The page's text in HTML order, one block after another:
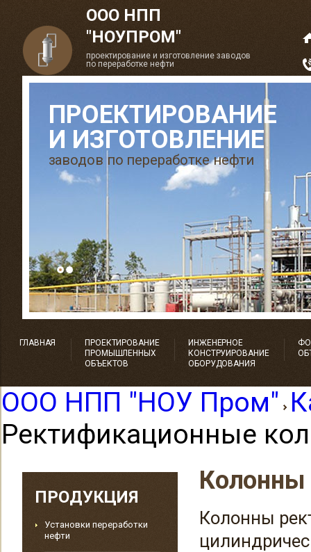
ООО НПП
"НОУПРОМ"
проектирование и изготовление заводов
по переработке нефти
ПРОЕКТИРОВАНИЕ
И ИЗГОТОВЛЕНИЕ
заводов по переработке нефти
ГЛАВНАЯ
ПРОЕКТИРОВАНИЕ
ПРОМЫШЛЕННЫХ
ОБЪЕКТОВ
ИНЖЕНЕРНОЕ
КОНСТРУИРОВАНИЕ
ОБОРУДОВАНИЯ
OOO НПП "HOУ Пром"
Ректификационные
ПРОДУКЦИЯ
Установки переработки
нефти
Колонны
Колонны